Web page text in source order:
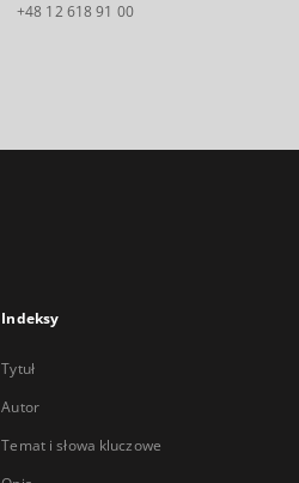
+48 12 618 91 00
Indeksy
Tytuł
Autor
Temat i słowa kluczowe